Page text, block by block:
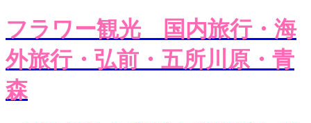
フラワー観光
国内旅行・海
外旅行・弘前・五所川原・青
森